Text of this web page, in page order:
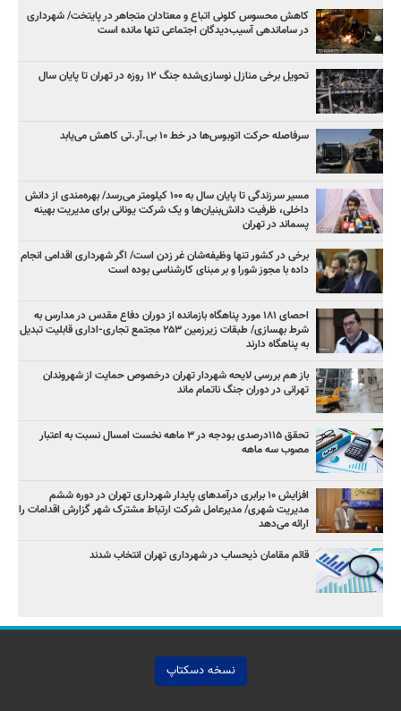
کاهش محسوس کلونی اتباع و معتادان متجاهر در پایتخت/ شهرداری
در ساماندهی آسیب‌دیدگان اجتماعی تنها مانده است
تحویل برخی منازل نوسازی‌شده جنگ ۱۲ روزه در تهران تا پایان سال
سرفاصله حرکت اتوبوس‌ها در خط ۱۰ بی‌.آر.تی کاهش می‌یابد
مسیر سرزندگی تا پایان سال به ۱۰۰ کیلومتر می‌رسد/ بهره‌مندی از دانش
داخلی، ظرفیت دانش‌بنیان‌ها و یک شرکت یونانی برای مدیریت بهینه
پسماند در تهران
برخی در کشور تنها وظیفه‌شان غر زدن است/ اگر شهرداری اقدامی انجام
داده با مجوز شورا و بر مبنای کارشناسی بوده است
احصای ۱۸۱ مورد پناهگاه بازمانده از دوران دفاع مقدس در مدارس به
شرط بهسازی/ طبقات زیرزمین ۲۵۳ مجتمع تجاری-اداری قابلیت تبدیل
به پناهگاه دارند
باز هم بررسی لایحه شهردار تهران درخصوص حمایت از شهروندان
تهرانی در دوران جنگ ناتمام ماند
تحقق ۱۱۵درصدی بودجه در ۳ ماهه نخست امسال نسبت به اعتبار
مصوب سه ماهه
افزایش ۱۰ برابری درآمدهای پایدار شهرداری تهران در دوره ششم
مدیریت شهری/ مدیرعامل شرکت ارتباط مشترک شهر گزارش اقدامات را
ارائه می‌دهد
قائم مقامان ذیحساب در شهرداری تهران انتخاب شدند
نسخه دسکتاپ